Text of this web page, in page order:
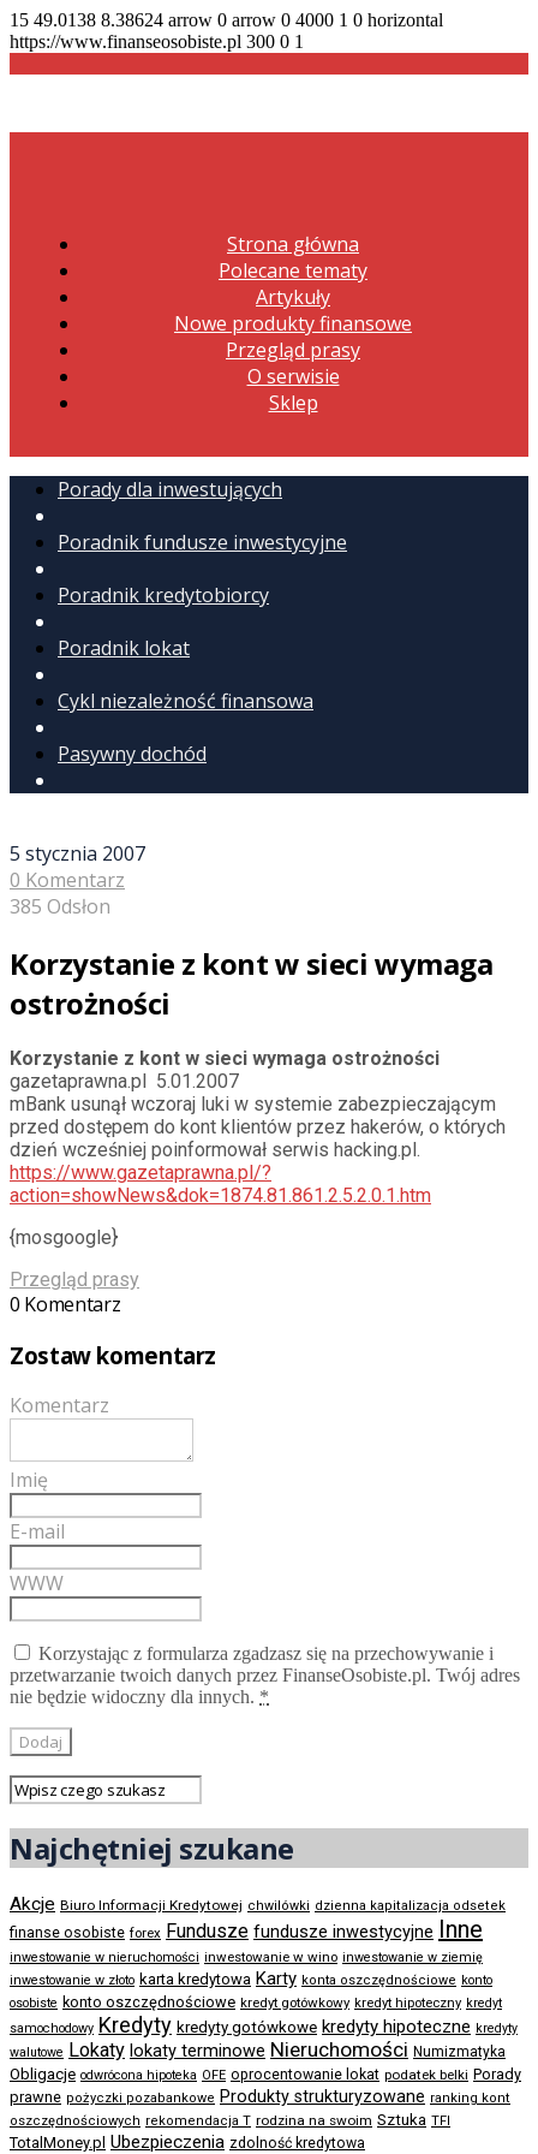
15 49.0138 8.38624 arrow 0 arrow 0 4000 1 0 horizontal
https://www.finanseosobiste.pl 300 0 1
Strona główna
Polecane tematy
Artykuły
Nowe produkty finansowe
Przegląd prasy
O serwisie
Sklep
Porady dla inwestujących
Poradnik fundusze inwestycyjne
Poradnik kredytobiorcy
Poradnik lokat
Cykl niezależność finansowa
Pasywny dochód
5 stycznia 2007
0 Komentarz
385 Odsłon
Korzystanie z kont w sieci wymaga
ostrożności
Korzystanie z kont w sieci wymaga ostrożności
gazetaprawna.pl 5.01.2007
mBank usunął wczoraj luki w systemie zabezpieczającym
przed dostępem do kont klientów przez hakerów, o których
dzień wcześniej poinformował serwis hacking.pl.
https://www.gazetaprawna.pl/?
action=showNews&dok=1874.81.861.2.5.2.0.1.htm
{mosgoogle}
Przegląd prasy
0 Komentarz
Zostaw komentarz
Komentarz
Imię
E-mail
WWW
Korzystając z formularza zgadzasz się na przechowywanie i
przetwarzanie twoich danych przez FinanseOsobiste.pl. Twój adres
nie będzie widoczny dla innych. *
Najchętniej szukane
Akcje Biuro Informacji Kredytowej chwilówki dzienna kapitalizacja odsetek
finanse osobiste forex Fundusze fundusze inwestycyjne Inne
inwestowanie w nieruchomości inwestowanie w wino inwestowanie w ziemię
inwestowanie w złoto karta kredytowa Karty konta oszczędnościowe konto
osobiste konto oszczędnościowe kredyt gotówkowy kredyt hipoteczny kredyt
samochodowy Kredyty kredyty gotówkowe kredyty hipoteczne kredyty
walutowe Lokaty lokaty terminowe Nieruchomości Numizmatyka
Obligacje odwrócona hipoteka OFE oprocentowanie lokat podatek belki Porady
prawne pożyczki pozabankowe Produkty strukturyzowane ranking kont
oszczędnościowych rekomendacja T rodzina na swoim Sztuka TFI
TotalMoney.pl Ubezpieczenia zdolność kredytowa